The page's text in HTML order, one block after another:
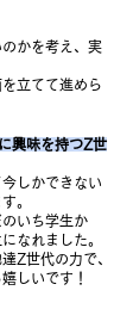
かを考え、実
立てて進めら
興味を持つZ世
しかできない
。
いち学生か
なれました。
Z世代の力で、
しいです！